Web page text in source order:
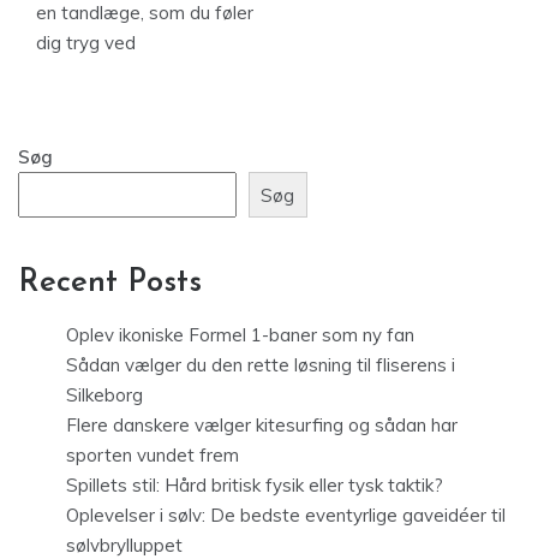
en tandlæge, som du føler
dig tryg ved
Søg
Søg
Recent Posts
Oplev ikoniske Formel 1-baner som ny fan
Sådan vælger du den rette løsning til fliserens i
Silkeborg
Flere danskere vælger kitesurfing og sådan har
sporten vundet frem
Spillets stil: Hård britisk fysik eller tysk taktik?
Oplevelser i sølv: De bedste eventyrlige gaveidéer til
sølvbrylluppet